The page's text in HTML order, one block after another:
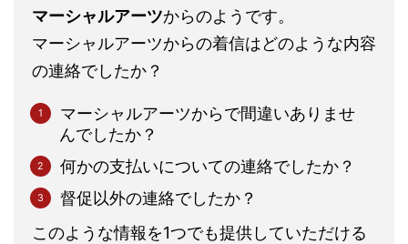
マーシャルアーツからのようです。
マーシャルアーツからの着信はどのような内容
の連絡でしたか？
マーシャルアーツからで間違いありませ
んでしたか？
何かの支払いについての連絡でしたか？
督促以外の連絡でしたか？
このような情報を1つでも提供していただける